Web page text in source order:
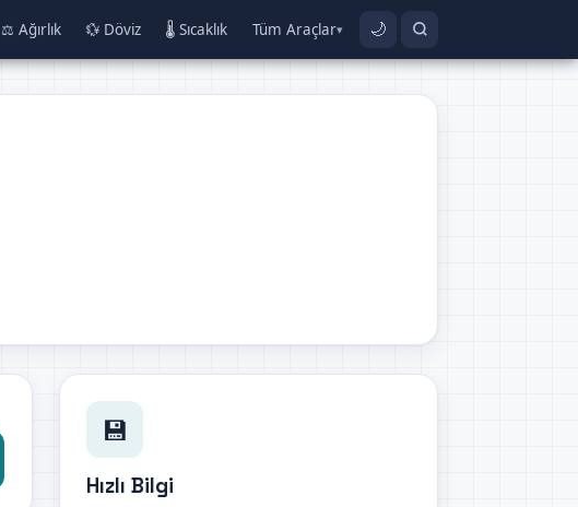
⚖️ Ağırlık 💱 Döviz 🌡️ Sıcaklık Tüm Araçlar▾ 🌙
💾
Hızlı Bilgi